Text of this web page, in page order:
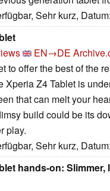
Sehr kurz,
EN→DE
to offer the best of the
Xperia Z4 Tablet is
that can melt your
build could be its
play.
Sehr kurz,
hands-on: Slimmer,